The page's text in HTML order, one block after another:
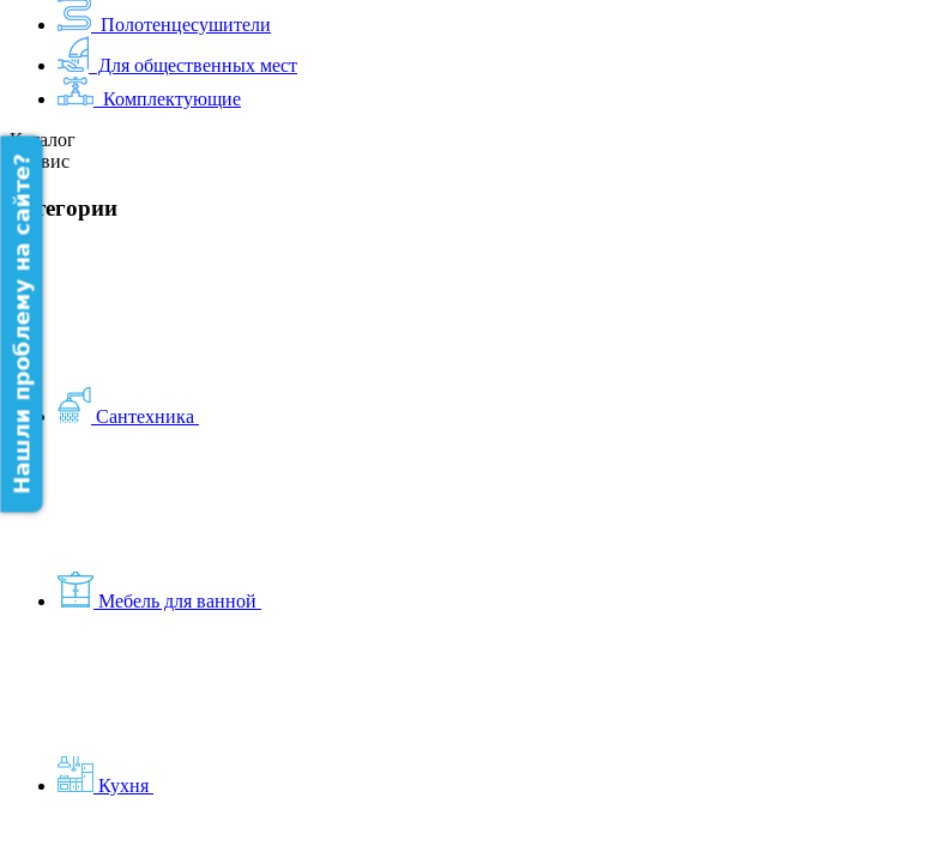
Полотенцесушители
Для общественных мест
Комплектующие
Каталог
Сервис
категории
Сантехника
Мебель для ванной
Кухня
Нашли проблему на сайте?